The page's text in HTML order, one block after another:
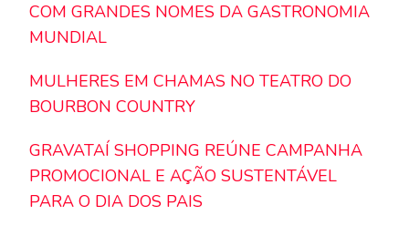
COM GRANDES NOMES DA GASTRONOMIA
MUNDIAL
MULHERES EM CHAMAS NO TEATRO DO
BOURBON COUNTRY
GRAVATAÍ SHOPPING REÚNE CAMPANHA
PROMOCIONAL E AÇÃO SUSTENTÁVEL
PARA O DIA DOS PAIS